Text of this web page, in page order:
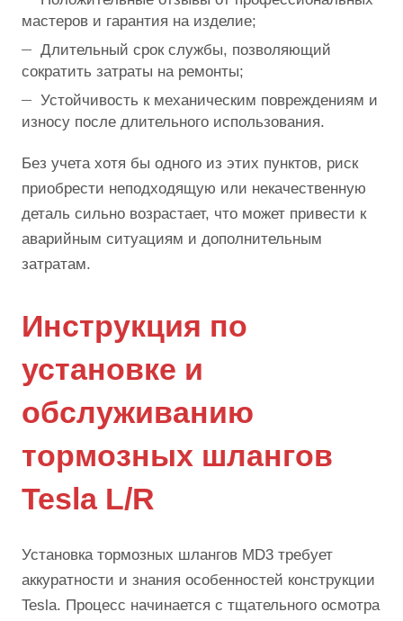
мастеров и гарантия на изделие;
Длительный срок службы, позволяющий
сократить затраты на ремонты;
Устойчивость к механическим повреждениям и
износу после длительного использования.
Без учета хотя бы одного из этих пунктов, риск
приобрести неподходящую или некачественную
деталь сильно возрастает, что может привести к
аварийным ситуациям и дополнительным
затратам.
Инструкция по
установке и
обслуживанию
тормозных шлангов
Tesla L/R
Установка тормозных шлангов MD3 требует
аккуратности и знания особенностей конструкции
Tesla. Процесс начинается с тщательного осмотра